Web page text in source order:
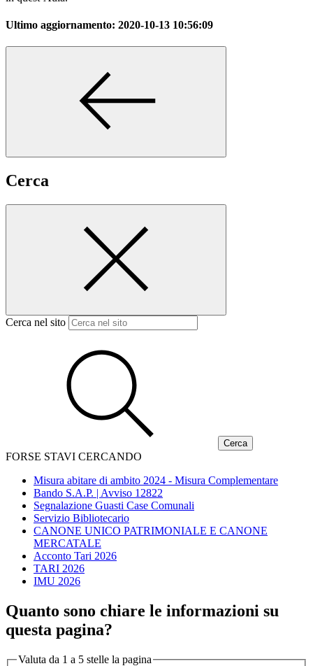
Ultimo aggiornamento: 2020-10-13 10:56:09
Cerca
Cerca nel sito
FORSE STAVI CERCANDO
Misura abitare di ambito 2024 - Misura Complementare
Bando S.A.P. | Avviso 12822
Segnalazione Guasti Case Comunali
Servizio Bibliotecario
CANONE UNICO PATRIMONIALE E CANONE
MERCATALE
Acconto Tari 2026
TARI 2026
IMU 2026
Quanto sono chiare le informazioni su
questa pagina?
Valuta da 1 a 5 stelle la pagina